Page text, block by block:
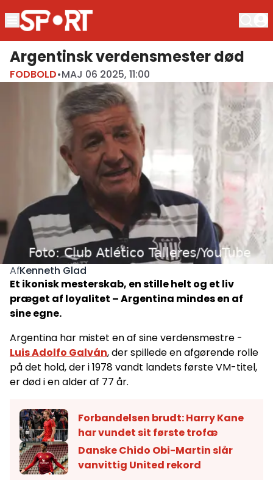
Argentinsk verdensmester død
FODBOLD•MAJ 06 2025, 11:00
AfKenneth Glad
Et ikonisk mesterskab, en stille helt og et liv
præget af loyalitet – Argentina mindes en af
sine egne.
Argentina har mistet en af sine verdensmestre -
Luis Adolfo Galván, der spillede en afgørende rolle
på det hold, der i 1978 vandt landets første VM-titel,
er død i en alder af 77 år.
Forbandelsen brudt: Harry Kane
har vundet sit første trofæ
Danske Chido Obi-Martin slår
vanvittig United rekord